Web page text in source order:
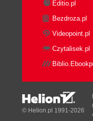
Editio.pl
Bezdroza.pl
Videopoint.pl
Czytalisek.pl
© Helion.pl 1991-2026